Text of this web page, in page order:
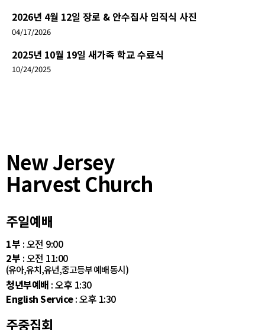
2026년 4월 12일 장로 & 안수집사 임직식 사진
04/17/2026
2025년 10월 19일 새가족 학교 수료식
10/24/2025
New Jersey
Harvest Church
주일예배
1부 : 오전 9:00
2부 : 오전 11:00
(유아,유치,유년,중고등부 예배 동시)
청년부예배 : 오후 1:30
English Service: 오후 1:30
주중집회